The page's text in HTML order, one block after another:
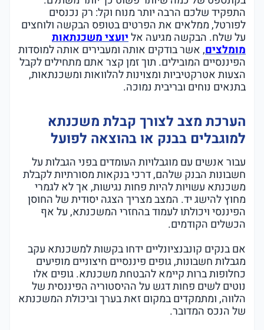
התפקיד שלכם הרבה יותר מנוח וקל: רק נכנסים
לפורטל, ממלאים את הפרטים בטופס הבקשה ולוחצים
על שלח. הבקשה מגיעה אליועצי משכנתאות
מומלצים, אשר בודקים אותה ומעבירים אותה למוסדות
הפיננסיים המובילים. תוך זמן קצר אתם מתחילים לקבל
הצעות אטרקטיביות ומצוינות להלוואות ומשכנתאות,
בתנאים נוחים ובריבית נמוכה.
הערכת מצב לצורך קבלת משכנתא
למוגבלים בבנק או בהוצאה לפועל
עבור אנשים עם מוגבלויות העומדים בפני הגבלות על
חשבונות הבנק שלהם, דרכי בנקאות מסורתיות לקבלת
משכנתא עשויות להיות פחות נגישות, אך לא לגמרי
מחוץ להישג יד. המצב מצריך הצגה יסודית של החוסן
הפיננסי ויכולתו לעמוד בהחזרי המשכנתא, על אף
הכשלים הקודמים.
אם בנקים קונבנציונליים ידחו בקשות למשכנתא עקב
מגבלות חשבונות, גופים פיננסיים חיצוניים מופיעים
כחלופות ברות קיימא להבטחת משכנתא. גופים אלו
נוטים לשים פחות דגש על ההיסטוריה הפיננסית של
הלווה, ומתמקדים במקום זאת בערך וביכולת המשכנתא
של הנכס המדובר.